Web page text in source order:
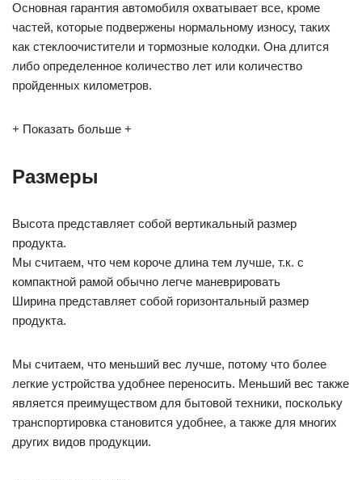
Основная гарантия автомобиля охватывает все, кроме
частей, которые подвержены нормальному износу, таких
как стеклоочистители и тормозные колодки. Она длится
либо определенное количество лет или количество
пройденных километров.
+ Показать больше +
Размеры
Высота представляет собой вертикальный размер
продукта.
Мы считаем, что чем короче длина тем лучше, т.к. с
компактной рамой обычно легче маневрировать
Ширина представляет собой горизонтальный размер
продукта.
Мы считаем, что меньший вес лучше, потому что более
легкие устройства удобнее переносить. Меньший вес также
является преимуществом для бытовой техники, поскольку
транспортировка становится удобнее, а также для многих
других видов продукции.